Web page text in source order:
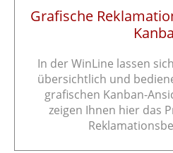
Grafische
In der WinLine lassen
übersichtlich und
grafischen Kanban-
zeigen Ihnen hier das